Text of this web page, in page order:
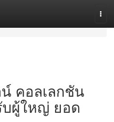
คอลเลกชัน
ผู้ใหญ่ ยอด